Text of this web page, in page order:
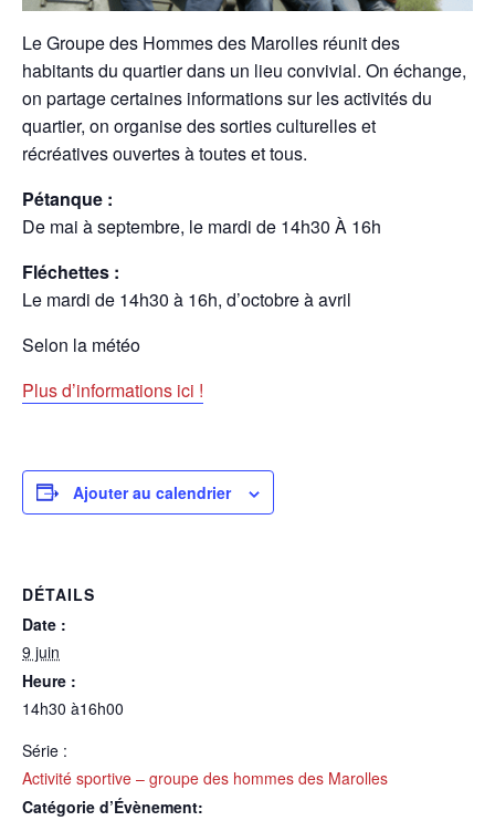
Le Groupe des Hommes des Marolles réunit des
habitants du quartier dans un lieu convivial. On échange,
on partage certaines informations sur les activités du
quartier, on organise des sorties culturelles et
récréatives ouvertes à toutes et tous.
Pétanque :
De mai à septembre, le mardi de 14h30 À 16h
Fléchettes :
Le mardi de 14h30 à 16h, d’octobre à avril
Selon la météo
Plus d’informations ici !
Ajouter au calendrier
DÉTAILS
Date :
9 juin
Heure :
14h30 à16h00
Série :
Activité sportive – groupe des hommes des Marolles
Catégorie d’Évènement: